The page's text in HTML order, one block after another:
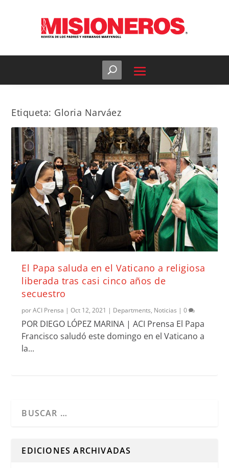
Etiqueta: Gloria Narváez
El Papa saluda en el Vaticano a religiosa
liberada tras casi cinco años de
secuestro
porACI Prensa |Oct 12, 2021 | Departments, Noticias |0
POR DIEGO LÓPEZ MARINA | ACI Prensa El Papa
Francisco saludó este domingo en el Vaticano a
la...
EDICIONES ARCHIVADAS